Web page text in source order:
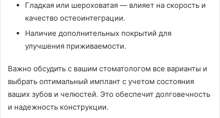
Гладкая или шероховатая — влияет на скорость и
качество остеоинтеграции.
Наличие дополнительных покрытий для
улучшения приживаемости.
Важно обсудить с вашим стоматологом все варианты и
выбрать оптимальный имплант с учетом состояния
ваших зубов и челюстей. Это обеспечит долговечность
и надежность конструкции.